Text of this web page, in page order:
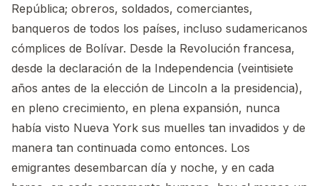
República; obreros, soldados, comerciantes,
banqueros de todos los países, incluso sudamericanos
cómplices de Bolívar. Desde la Revolución francesa,
desde la declaración de la Independencia (veintisiete
años antes de la elección de Lincoln a la presidencia),
en pleno crecimiento, en plena expansión, nunca
había visto Nueva York sus muelles tan invadidos y de
manera tan continuada como entonces. Los
emigrantes desembarcan día y noche, y en cada